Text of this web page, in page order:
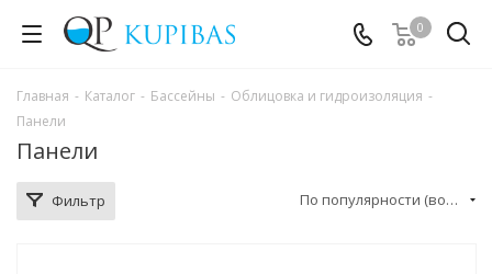
0
Главная - Каталог - Бассейны - Облицовка и гидроизоляция -
Панели
Панели
Фильтр По популярности (возрастание)